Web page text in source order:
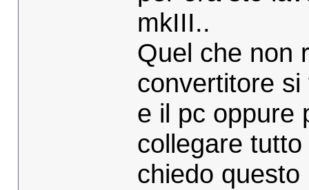
mkIII..
Quel che non
convertitore
e il pc oppure
collegare
chiedo